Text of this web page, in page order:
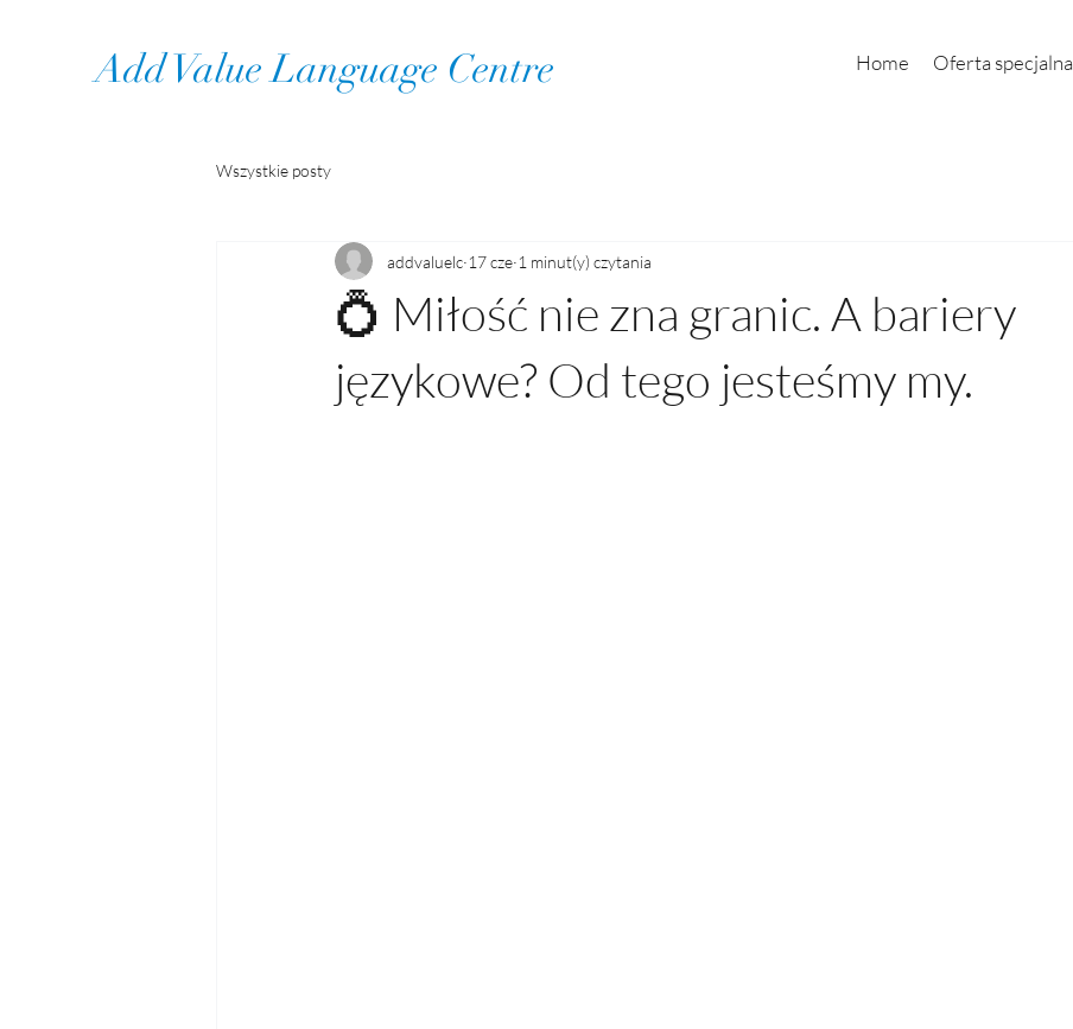
Add Value Language Centre Home Oferta specjalna
Wszystkie posty
💍 Miłość nie zna granic. A bariery
językowe? Od tego jesteśmy my.
addvaluelc 17 cze 1 minut(y) czytania